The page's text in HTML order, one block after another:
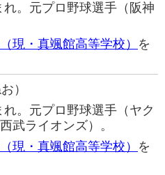
。元プロ野球選手（阪神
現・真颯館高等学校） を
）
。元プロ野球選手（ヤク
武ライオンズ）。
現・真颯館高等学校） を